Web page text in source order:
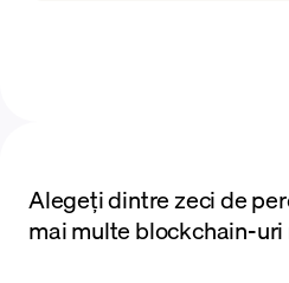
Alegeți dintre zeci de
mai multe blockchain-uri